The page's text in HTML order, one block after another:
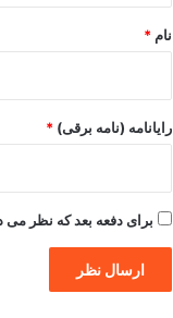
نام *
رایانامه (نامه برقی) *
برای دفعه بعد که نظر می